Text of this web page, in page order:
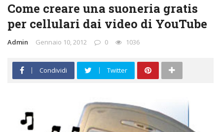
Come creare una suoneria gratis
per cellulari dai video di YouTube
Admin Gennaio 10, 2012 0 1036
Condividi Twitter